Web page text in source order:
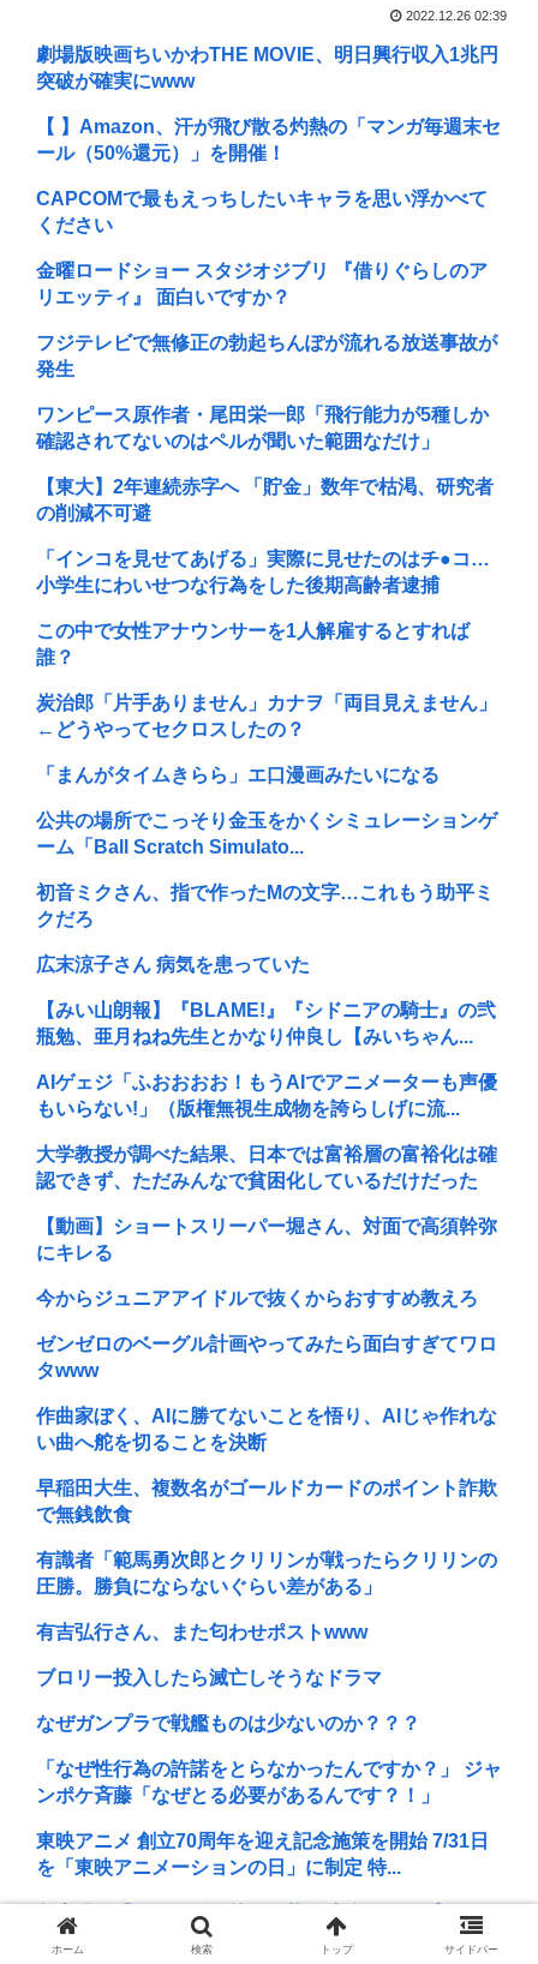
2022.12.26 02:39
劇場版映画ちいかわTHE MOVIE、明日興行収入1兆円
突破が確実にwww
【 】Amazon、汗が飛び散る灼熱の「マンガ毎週末セ
ール（50%還元）」を開催！
CAPCOMで最もえっちしたいキャラを思い浮かべて
ください
金曜ロードショー スタジオジブリ 『借りぐらしのア
リエッティ』 面白いですか？
フジテレビで無修正の勃起ちんぽが流れる放送事故が
発生
ワンピース原作者・尾田栄一郎「飛行能力が5種しか
確認されてないのはペルが聞いた範囲なだけ」
【東大】2年連続赤字へ 「貯金」数年で枯渇、研究者
の削減不可避
「インコを見せてあげる」実際に見せたのはチ●コ…
小学生にわいせつな行為をした後期高齢者逮捕
この中で女性アナウンサーを1人解雇するとすれば
誰？
炭治郎「片手ありません」カナヲ「両目見えません」
←どうやってセクロスしたの？
「まんがタイムきらら」エ口漫画みたいになる
公共の場所でこっそり金玉をかくシミュレーションゲ
ーム「Ball Scratch Simulato...
初音ミクさん、指で作ったMの文字…これもう助平ミ
クだろ
広末涼子さん 病気を患っていた
【みい山朗報】『BLAME!』『シドニアの騎士』の弐
瓶勉、亜月ねね先生とかなり仲良し【みいちゃん...
AIゲェジ「ふおおおお！もうAIでアニメーターも声優
もいらない!」（版権無視生成物を誇らしげに流...
大学教授が調べた結果、日本では富裕層の富裕化は確
認できず、ただみんなで貧困化しているだけだった
【動画】ショートスリーパー堀さん、対面で高須幹弥
にキレる
今からジュニアアイドルで抜くからおすすめ教えろ
ゼンゼロのベーグル計画やってみたら面白すぎてワロ
タwww
作曲家ぼく、AIに勝てないことを悟り、AIじゃ作れな
い曲へ舵を切ることを決断
早稲田大生、複数名がゴールドカードのポイント詐欺
で無銭飲食
有識者「範馬勇次郎とクリリンが戦ったらクリリンの
圧勝。勝負にならないぐらい差がある」
有吉弘行さん、また匂わせポストwww
ブロリー投入したら滅亡しそうなドラマ
なぜガンプラで戦艦ものは少ないのか？？？
「なぜ性行為の許諾をとらなかったんですか？」 ジャ
ンポケ斉藤「なぜとる必要があるんです？！」
東映アニメ 創立70周年を迎え記念施策を開始 7/31日
を「東映アニメーションの日」に制定 特...
鳥山明は「フリーザの第三形態を速攻スキップ」した
よな。尾田君なら一ヶ月は引っ張る。
ホーム 検索 トップ サイドバー